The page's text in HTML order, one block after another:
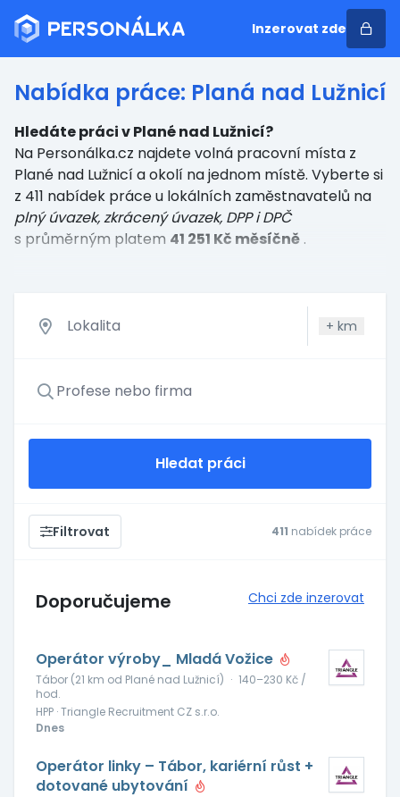
Inzerovat zde
Nabídka práce: Planá nad Lužnicí
Hledáte práci v Plané nad Lužnicí?
Na Personálka.cz najdete volná pracovní místa z
Plané nad Lužnicí a okolí na jednom místě. Vyberte si
z 411 nabídek práce u lokálních zaměstnavatelů na
plný úvazek, zkrácený úvazek, DPP i DPČ
s průměrným platem 41 251 Kč měsíčně .
+ km
Hledat práci
Filtrovat 411 nabídek práce
Doporučujeme Chci zde inzerovat
Operátor výroby_ Mladá Vožice
Tábor (21 km od Plané nad Lužnicí) · 140–230 Kč /
hod.
HPP · Triangle Recruitment CZ s.r.o.
Dnes
Operátor linky – Tábor, kariérní růst +
dotované ubytování